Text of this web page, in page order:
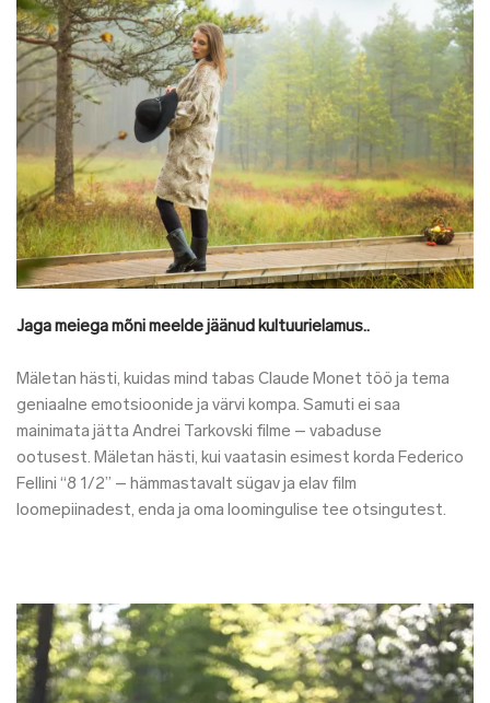
Jaga meiega mõni meelde jäänud kultuurielamus..
Mäletan hästi, kuidas mind tabas Claude Monet töö ja tema
geniaalne emotsioonide ja värvi kompa. Samuti ei saa
mainimata jätta Andrei Tarkovski filme – vabaduse
ootusest. Mäletan hästi, kui vaatasin esimest korda Federico
Fellini “8 1/2” – hämmastavalt sügav ja elav film
loomepiinadest, enda ja oma loomingulise tee otsingutest.